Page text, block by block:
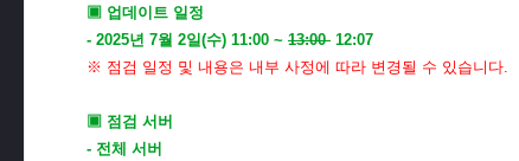
▣ 업데이트 일정
- 2025년 7월 2일(수) 11:00 ~ 13:00 ​ 12:07
​※ 점검 일정 및 내용은 내부 사정에 따라 변경될 수 있습니다.
▣ 점검 서버
- 전체 서버